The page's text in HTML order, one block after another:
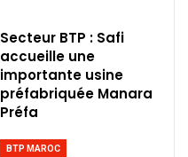
Secteur BTP : Safi
accueille une
importante usine
préfabriquée Manara
Préfa
BTP MAROC